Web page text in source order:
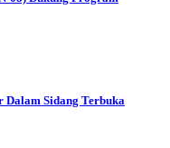
Sidang Terbuka